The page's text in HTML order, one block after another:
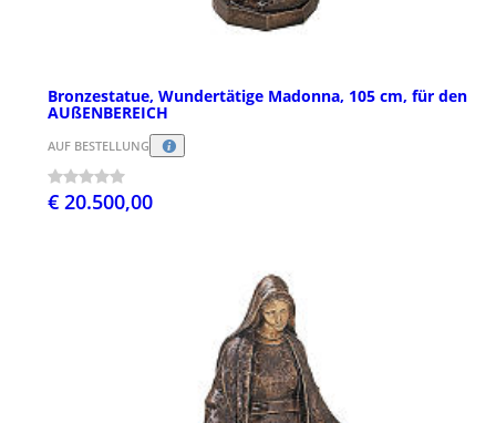
Bronzestatue, Wundertätige Madonna, 105 cm, für den
AUßENBEREICH
AUF BESTELLUNG
€ 20.500,00